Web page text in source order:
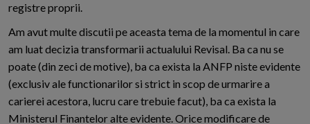
registre proprii.
Am avut multe discutii pe aceasta tema de la momentul in care
am luat decizia transformarii actualului Revisal. Ba ca nu se
poate (din zeci de motive), ba ca exista la ANFP niste evidente
(exclusiv ale functionarilor si strict in scop de urmarire a
carierei acestora, lucru care trebuie facut), ba ca exista la
Ministerul Finantelor alte evidente. Orice modificare de